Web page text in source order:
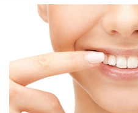
Schlagwort:
Example